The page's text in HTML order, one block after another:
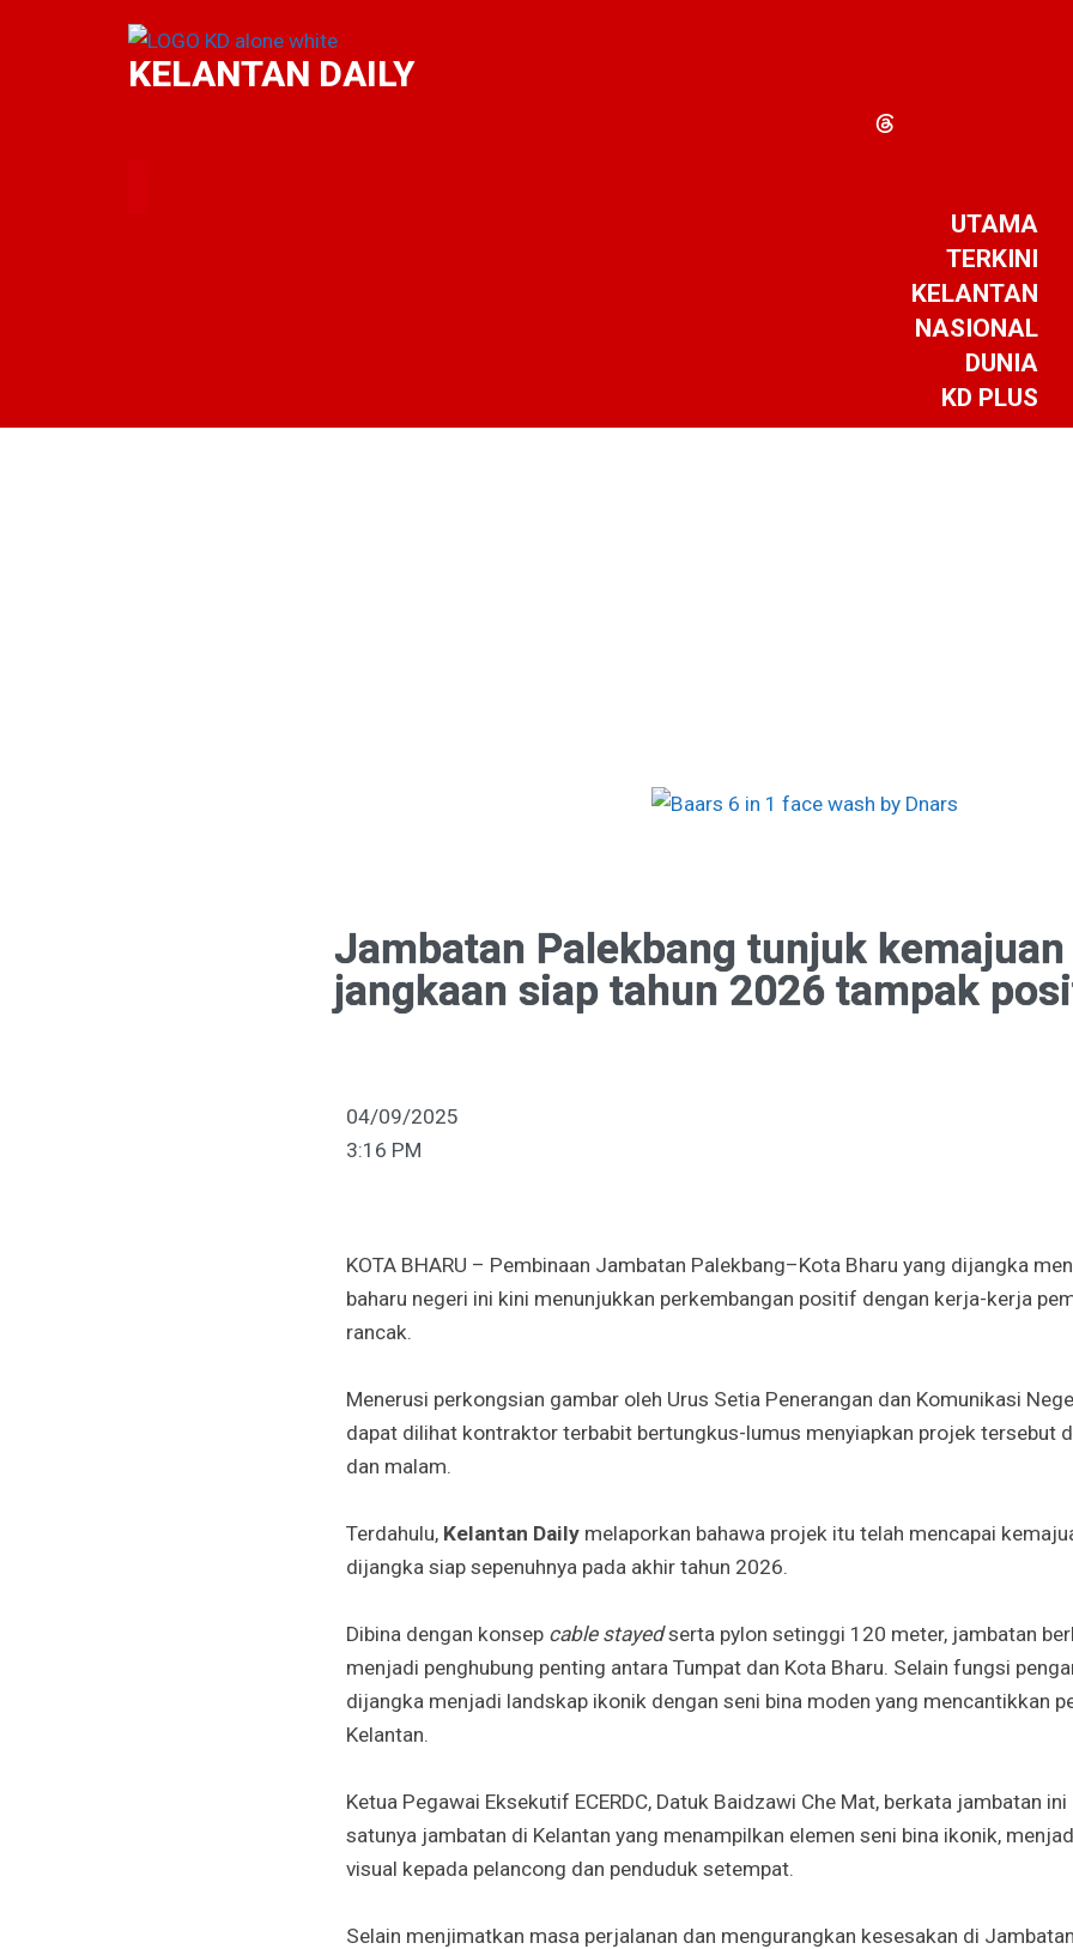
KELANTAN DAILY
UTAMA
TERKINI
KELANTAN
NASIONAL
DUNIA
KD PLUS
Jambatan Palekbang tunjuk kemajuan
jangkaan siap tahun 2026 tampak
04/09/2025
3:16 PM
KOTA BHARU – Pembinaan Jambatan Palekbang–Kota Bharu yang dijangka
baharu negeri ini kini menunjukkan perkembangan positif dengan kerja-kerja
rancak.
Menerusi perkongsian gambar oleh Urus Setia Penerangan dan Komunikasi
dapat dilihat kontraktor terbabit bertungkus-lumus menyiapkan projek tersebut
dan malam.
Terdahulu, Kelantan Dailymelaporkan bahawa projek itu telah mencapai
dijangka siap sepenuhnya pada akhir tahun 2026.
Dibina dengan konsep cable stayedserta pylon setinggi 120 meter, jambatan
menjadi penghubung penting antara Tumpat dan Kota Bharu. Selain fungsi
dijangka menjadi landskap ikonik dengan seni bina moden yang mencantikkan
Kelantan.
Ketua Pegawai Eksekutif ECERDC, Datuk Baidzawi Che Mat, berkata jambatan
satunya jambatan di Kelantan yang menampilkan elemen seni bina ikonik,
visual kepada pelancong dan penduduk setempat.
Selain menjimatkan masa perjalanan dan mengurangkan kesesakan di